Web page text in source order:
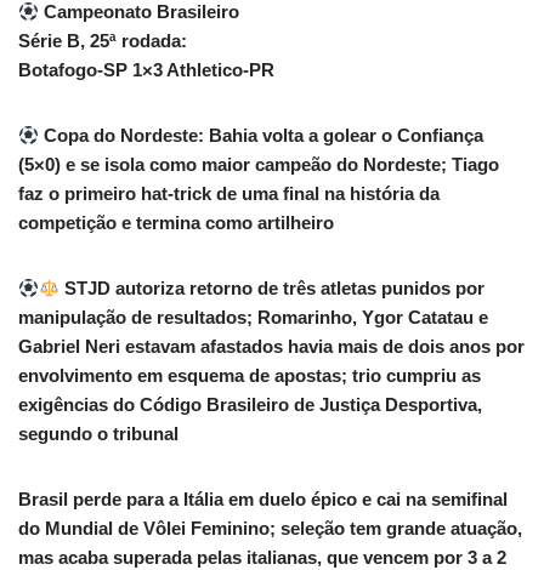
Campeonato Brasileiro
Série B, 25ª rodada:
Botafogo-SP 1×3 Athletico-PR
Copa do Nordeste: Bahia volta a golear o Confiança
(5×0) e se isola como maior campeão do Nordeste; Tiago
faz o primeiro hat-trick de uma final na história da
competição e termina como artilheiro
STJD autoriza retorno de três atletas punidos por
manipulação de resultados; Romarinho, Ygor Catatau e
Gabriel Neri estavam afastados havia mais de dois anos por
envolvimento em esquema de apostas; trio cumpriu as
exigências do Código Brasileiro de Justiça Desportiva,
segundo o tribunal
Brasil perde para a Itália em duelo épico e cai na semifinal
do Mundial de Vôlei Feminino; seleção tem grande atuação,
mas acaba superada pelas italianas, que vencem por 3 a 2